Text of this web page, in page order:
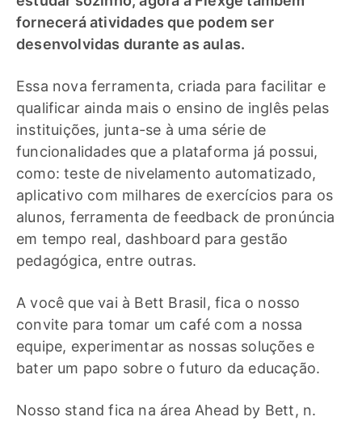
fornecerá atividades que podem ser
desenvolvidas durante as aulas.
Essa nova ferramenta, criada para facilitar e
qualificar ainda mais o ensino de inglês pelas
instituições, junta-se à uma série de
funcionalidades que a plataforma já possui,
como: teste de nivelamento automatizado,
aplicativo com milhares de exercícios para os
alunos, ferramenta de feedback de pronúncia
em tempo real, dashboard para gestão
pedagógica, entre outras.
A você que vai à Bett Brasil, fica o nosso
convite para tomar um café com a nossa
equipe, experimentar as nossas soluções e
bater um papo sobre o futuro da educação.
Nosso stand fica na área Ahead by Bett, n.